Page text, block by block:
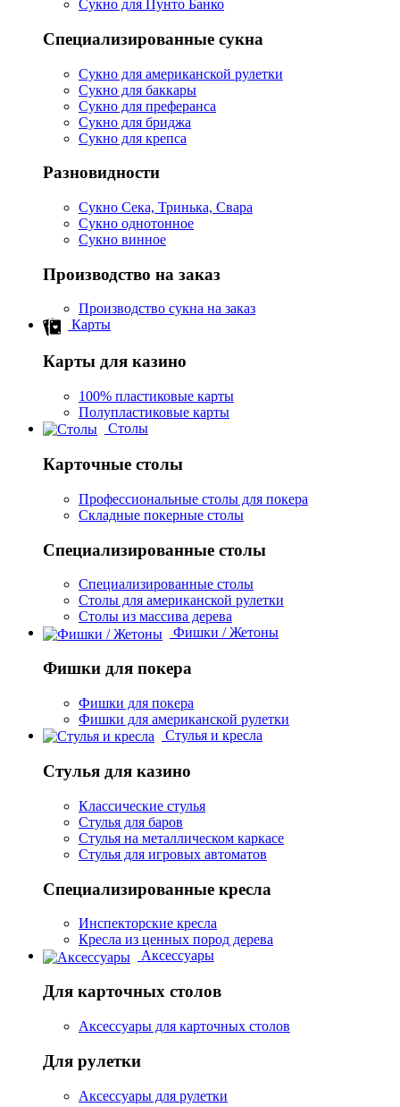
Сукно для Пунто Банко
Специализированные сукна
Сукно для американской рулетки
Сукно для баккары
Сукно для преферанса
Сукно для бриджа
Сукно для крепса
Разновидности
Сукно Сека, Тринька, Свара
Сукно однотонное
Сукно винное
Производство на заказ
Производство сукна на заказ
Карты
Карты для казино
100% пластиковые карты
Полупластиковые карты
Столы
Карточные столы
Профессиональные столы для покера
Складные покерные столы
Специализированные столы
Специализированные столы
Столы для американской рулетки
Столы из массива дерева
Фишки / Жетоны
Фишки для покера
Фишки для покера
Фишки для американской рулетки
Стулья и кресла
Стулья для казино
Классические стулья
Стулья для баров
Стулья на металлическом каркасе
Стулья для игровых автоматов
Специализированные кресла
Инспекторские кресла
Кресла из ценных пород дерева
Аксессуары
Для карточных столов
Аксессуары для карточных столов
Для рулетки
Аксессуары для рулетки